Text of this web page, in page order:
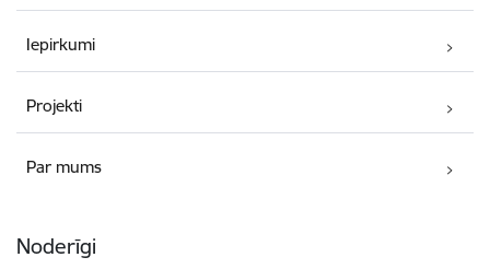
Iepirkumi
Projekti
Par mums
Noderīgi